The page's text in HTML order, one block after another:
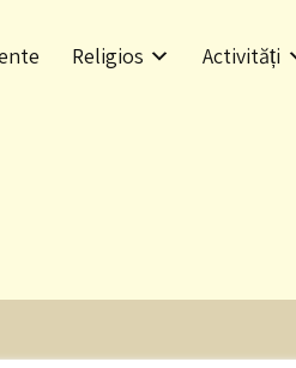
Religios Activități